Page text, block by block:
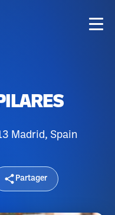
Madrid, Spain
Partager